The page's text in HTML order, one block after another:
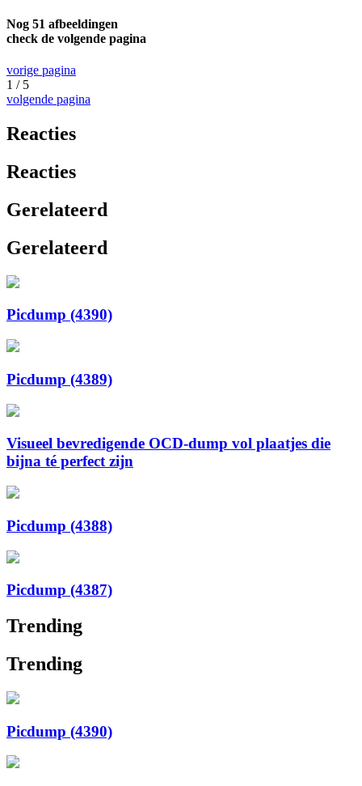
Nog 51 afbeeldingen
check de volgende pagina
vorige pagina
1 / 5
volgende pagina
Reacties
Reacties
Gerelateerd
Gerelateerd
Picdump (4390)
Picdump (4389)
Visueel bevredigende OCD-dump vol plaatjes die
bijna té perfect zijn
Picdump (4388)
Picdump (4387)
Trending
Trending
Picdump (4390)